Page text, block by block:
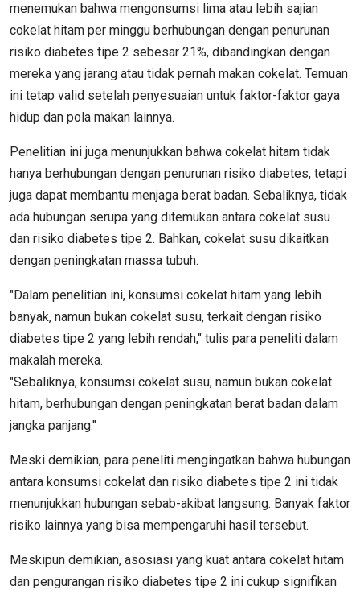
menemukan bahwa mengonsumsi lima atau lebih sajian
cokelat hitam per minggu berhubungan dengan penurunan
risiko diabetes tipe 2 sebesar 21%, dibandingkan dengan
mereka yang jarang atau tidak pernah makan cokelat. Temuan
ini tetap valid setelah penyesuaian untuk faktor-faktor gaya
hidup dan pola makan lainnya.
Penelitian ini juga menunjukkan bahwa cokelat hitam tidak
hanya berhubungan dengan penurunan risiko diabetes, tetapi
juga dapat membantu menjaga berat badan. Sebaliknya, tidak
ada hubungan serupa yang ditemukan antara cokelat susu
dan risiko diabetes tipe 2. Bahkan, cokelat susu dikaitkan
dengan peningkatan massa tubuh.
"Dalam penelitian ini, konsumsi cokelat hitam yang lebih
banyak, namun bukan cokelat susu, terkait dengan risiko
diabetes tipe 2 yang lebih rendah," tulis para peneliti dalam
makalah mereka.
"Sebaliknya, konsumsi cokelat susu, namun bukan cokelat
hitam, berhubungan dengan peningkatan berat badan dalam
jangka panjang."
Meski demikian, para peneliti mengingatkan bahwa hubungan
antara konsumsi cokelat dan risiko diabetes tipe 2 ini tidak
menunjukkan hubungan sebab-akibat langsung. Banyak faktor
risiko lainnya yang bisa mempengaruhi hasil tersebut.
Meskipun demikian, asosiasi yang kuat antara cokelat hitam
dan pengurangan risiko diabetes tipe 2 ini cukup signifikan